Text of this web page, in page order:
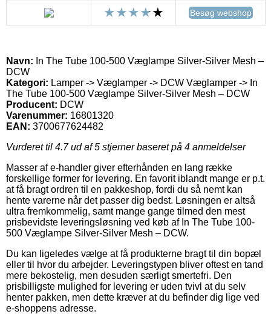
Besøg webshop
Navn: In The Tube 100-500 Væglampe Silver-Silver Mesh –
DCW
Kategori: Lamper -> Væglamper -> DCW Væglamper -> In
The Tube 100-500 Væglampe Silver-Silver Mesh – DCW
Producent: DCW
Varenummer: 16801320
EAN: 3700677624482
Vurderet til 4.7ud af 5 stjerner baseret på 4 anmeldelser
Masser af e-handler giver efterhånden en lang række
forskellige former for levering. En favorit iblandt mange er p.t.
at få bragt ordren til en pakkeshop, fordi du så nemt kan
hente varerne når det passer dig bedst. Løsningen er altså
ultra fremkommelig, samt mange gange tilmed den mest
prisbevidste leveringsløsning ved køb af In The Tube 100-
500 Væglampe Silver-Silver Mesh – DCW.
Du kan ligeledes vælge at få produkterne bragt til din bopæl
eller til hvor du arbejder. Leveringstypen bliver oftest en tand
mere bekostelig, men desuden særligt smertefri. Den
prisbilligste mulighed for levering er uden tvivl at du selv
henter pakken, men dette kræver at du befinder dig lige ved
e-shoppens adresse.